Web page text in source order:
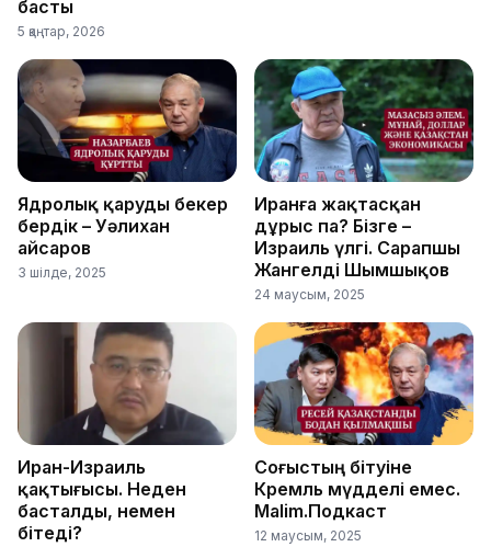
басты
5 қаңтар, 2026
Ядролық қаруды бекер
бердік – Уәлихан
Қайсаров
3 шілде, 2025
Иранға жақтасқан
дұрыс па? Бізге –
Израиль үлгі. Сарапшы
Жангелді Шымшықов
24 маусым, 2025
Иран-Израиль
қақтығысы. Неден
басталды, немен
бітеді?
Соғыстың бітуіне
Кремль мүдделі емес.
Malim.Подкаст
12 маусым, 2025